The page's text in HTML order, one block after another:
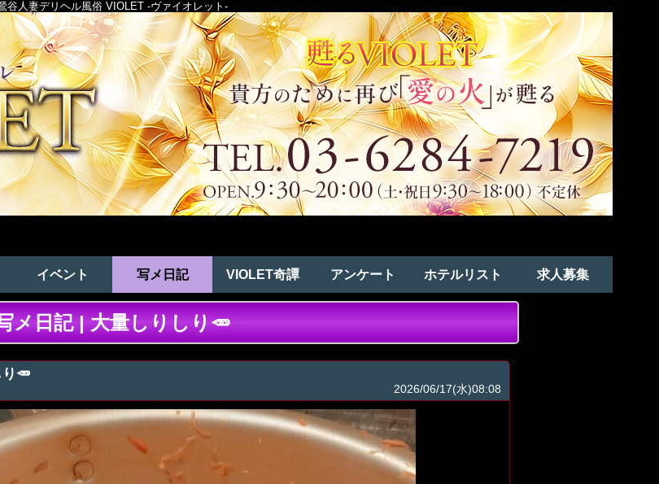
谷人妻デリヘル風俗 VIOLET -ヴァイオレット-
イベント 写メ日記 VIOLET奇譚 アンケート ホテルリスト 求人募集
メ日記 | 大量しりしり🥕
🥕
2026/06/17(水)08:08